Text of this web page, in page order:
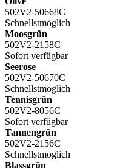
502V2-50668C
Schnellstmöglich
Moosgrün
502V2-2158C
Sofort verfügbar
Seerose
502V2-50670C
Schnellstmöglich
Tennisgrün
502V2-8056C
Sofort verfügbar
Tannengrün
502V2-2156C
Schnellstmöglich
Blassgrün